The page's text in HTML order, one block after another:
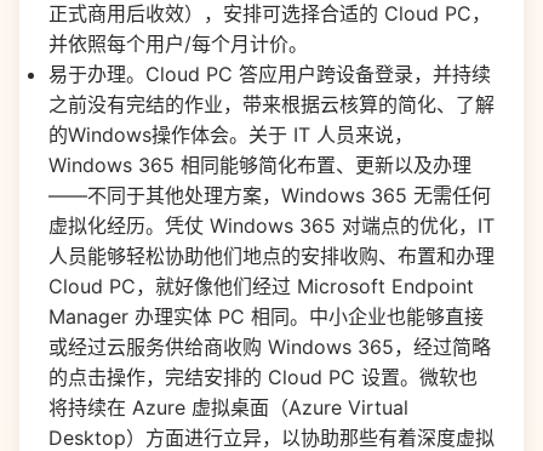
正式商用后收效），安排可选择合适的 Cloud PC，
并依照每个用户/每个月计价。
易于办理。Cloud PC 答应用户跨设备登录，并持续
之前没有完结的作业，带来根据云核算的简化、了解
的Windows操作体会。关于 IT 人员来说，
Windows 365 相同能够简化布置、更新以及办理
——不同于其他处理方案，Windows 365 无需任何
虚拟化经历。凭仗 Windows 365 对端点的优化，IT
人员能够轻松协助他们地点的安排收购、布置和办理
Cloud PC，就好像他们经过 Microsoft Endpoint
Manager 办理实体 PC 相同。中小企业也能够直接
或经过云服务供给商收购 Windows 365，经过简略
的点击操作，完结安排的 Cloud PC 设置。微软也
将持续在 Azure 虚拟桌面（Azure Virtual
Desktop）方面进行立异，以协助那些有着深度虚拟